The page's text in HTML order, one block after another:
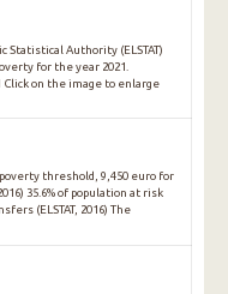
Statistical Authority (ELSTAT)
for the year 2021.
Click on the image to enlarge
threshold, 9,450 euro for
35.6% of population at risk
(ELSTAT, 2016) The